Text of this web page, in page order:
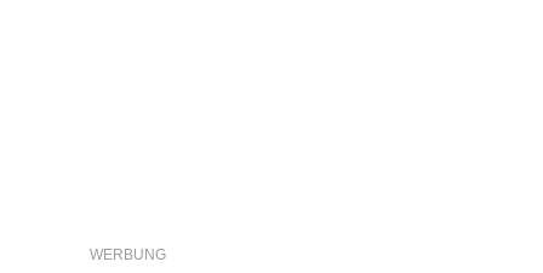
WERBUNG